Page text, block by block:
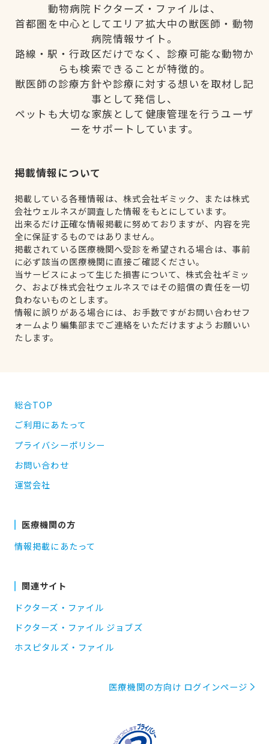
動物病院ドクターズ・ファイルは、
首都圏を中心としてエリア拡大中の獣医師・動物
病院情報サイト。
路線・駅・行政区だけでなく、診療可能な動物か
らも検索できることが特徴的。
獣医師の診療方針や診療に対する想いを取材し記
事として発信し、
ペットも大切な家族として健康管理を行うユーザ
ーをサポートしています。
掲載情報について
掲載している各種情報は、株式会社ギミック、または株式
会社ウェルネスが調査した情報をもとにしています。
出来るだけ正確な情報掲載に努めておりますが、内容を完
全に保証するものではありません。
掲載されている医療機関へ受診を希望される場合は、事前
に必ず該当の医療機関に直接ご確認ください。
当サービスによって生じた損害について、株式会社ギミッ
ク、および株式会社ウェルネスではその賠償の責任を一切
負わないものとします。
情報に誤りがある場合には、お手数ですがお問い合わせフ
ォームより編集部までご連絡をいただけますようお願いい
たします。
総合TOP
ご利用にあたって
プライバシーポリシー
お問い合わせ
運営会社
医療機関の方
情報掲載にあたって
関連サイト
ドクターズ・ファイル
ドクターズ・ファイル ジョブズ
ホスピタルズ・ファイル
医療機関の方向け ログインページ